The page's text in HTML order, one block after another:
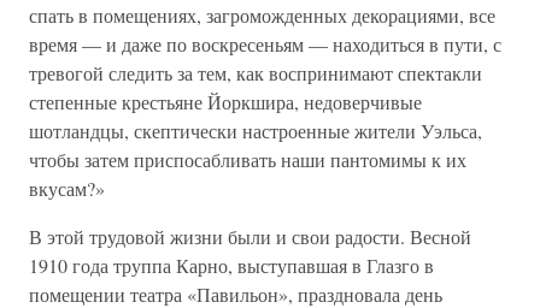
спать в помещениях, загроможденных декорациями, все
время — и даже по воскресеньям — находиться в пути, с
тревогой следить за тем, как воспринимают спектакли
степенные крестьяне Йоркшира, недоверчивые
шотландцы, скептически настроенные жители Уэльса,
чтобы затем приспосабливать наши пантомимы к их
вкусам?»
В этой трудовой жизни были и свои радости. Весной
1910 года труппа Карно, выступавшая в Глазго в
помещении театра «Павильон», праздновала день